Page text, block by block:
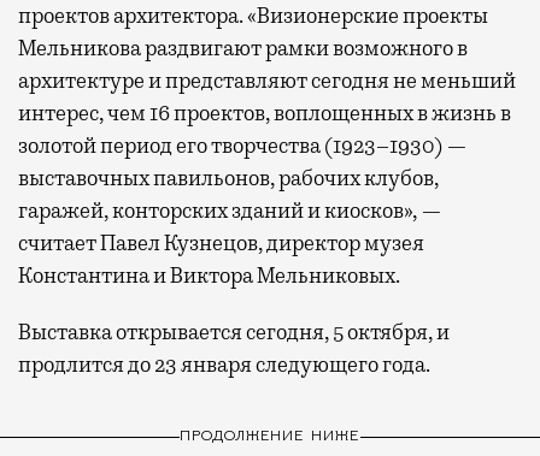
проектов архитектора. «Визионерские проекты
Мельникова раздвигают рамки возможного в
архитектуре и представляют сегодня не меньший
интерес, чем 16 проектов, воплощенных в жизнь в
золотой период его творчества (1923–1930) —
выставочных павильонов, рабочих клубов,
гаражей, конторских зданий и киосков», —
считает Павел Кузнецов, директор музея
Константина и Виктора Мельниковых.
Выставка открывается сегодня, 5 октября, и
продлится до 23 января следующего года.
ПРОДОЛЖЕНИЕ НИЖЕ